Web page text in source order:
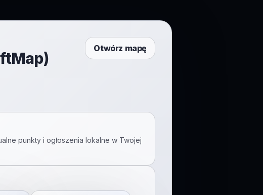
Otwórz mapę
punkty i ogłoszenia lokalne w Twojej